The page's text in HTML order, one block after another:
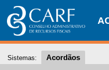
Sistemas: Acordãos